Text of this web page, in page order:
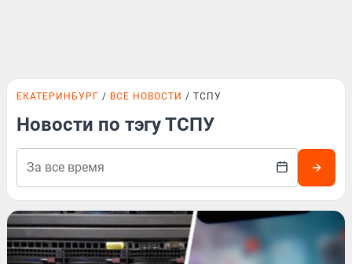
ЕКАТЕРИНБУРГ ВСЕ НОВОСТИ ТСПУ
Новости по тэгу ТСПУ